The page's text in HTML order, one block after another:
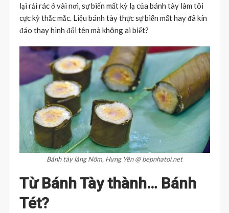
lại rải rác ở vài nơi, sự biến mất kỳ lạ của bánh tày làm tôi
cực kỳ thắc mắc. Liệu bánh tày thực sự biến mất hay đã kín
đáo thay hình đổi tên mà không ai biết?
Bánh tày làng Nôm, Hưng Yên @ bepnhatoi.net
Từ Bánh Tày thành… Bánh
Tét?